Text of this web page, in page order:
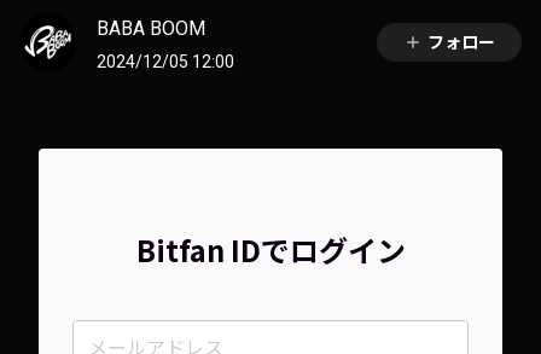
BABA BOOM
2024/12/05 12:00
フォロー
Bitfan IDでログイン